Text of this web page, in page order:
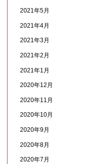
2021年5月
2021年4月
2021年3月
2021年2月
2021年1月
2020年12月
2020年11月
2020年10月
2020年9月
2020年8月
2020年7月